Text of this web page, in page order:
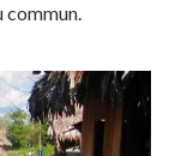
commun.